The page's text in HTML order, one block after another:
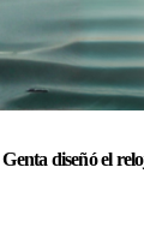
Genta diseñó el